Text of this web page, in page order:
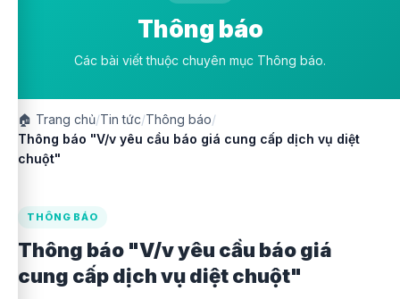
Thông báo
Các bài viết thuộc chuyên mục Thông báo.
🏠 Trang chủ/Tin tức/Thông báo/
Thông báo "V/v yêu cầu báo giá cung cấp dịch vụ diệt
chuột"
THÔNG BÁO
Thông báo "V/v yêu cầu báo giá
cung cấp dịch vụ diệt chuột"